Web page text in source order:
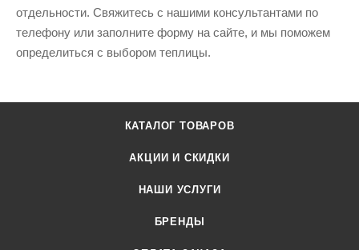
отдельности. Свяжитесь с нашими консультантами по
телефону или заполните форму на сайте, и мы поможем
определиться с выбором теплицы.
КАТАЛОГ ТОВАРОВ
АКЦИИ И СКИДКИ
НАШИ УСЛУГИ
БРЕНДЫ